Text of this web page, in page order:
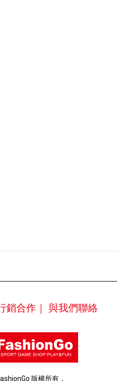
銷合作｜ 與我們聯絡
版權所有．